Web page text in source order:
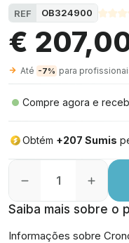
REF OB324900
€
Até -7% para
Compre agora e
Obtém +207 Sumis
Saiba mais sobre o
Informações sobre